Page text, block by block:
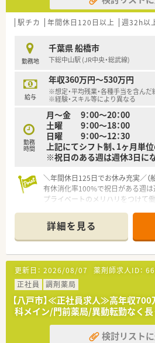
■創業から40年以上が経過し、福
と調剤薬局を100店舗以上展開す
■健康経営優良法人ホワイト500に
社員の健康増進や働きやすい環境
ます。
■ドラッグストア部門と調剤部門
剤師は調剤や服薬指導といった専
す。
【職場環境と雰囲気】
■離職率が約7パーセントと非常に
ン薬剤師も多く在籍しているため
■監査レンジや電子天秤一体型監
店に導入されており、ヒューマン
答しており、社員同士の繋がりが
います。
駅チカ 年間休日120日以上 週32h以
勤務地
千葉県 船橋市
下総中山駅 (JR中央・総武線)
給与
年収360万円～530万円
※想定・平均残業・各種手当を含んだ
※経験・スキル等により異なる
勤務
時間
月～金 9：00～20：00
土曜 9：00～18：00
日曜 9：00～12：30
上記にてシフト制、1ヶ月単
※祝日のある週は週休3日に
＼年間休日125日でお休み充実／（
有休消化率100%で祝日がある週
プライベートのメリハリをつけて
＊------------------------------------------＊
【店舗情報と応需状況について】
■最寄り駅からは徒歩8分ほどの好
日々の負担が少なく通いやすい店
■近隣の医療機関から内科や整形
の処方箋を1日約100枚応需していま
■地域にお住まいの患者様へ向けた
幅広い処方内容に触れられる環境
■在宅について…個人宅を数件担当
できなくてもご相談可能、是非お
詳細を見る
更新日： 2026/08/07 薬剤師求人ID：
正社員
調剤薬局
【八戸市】≪正社員求人≫高年収700
科メイン/門前薬局/異動転勤なく長
検討リスト